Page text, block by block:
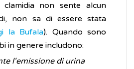
clamidia non sente alcun
non sa di essere stata
la Bufala). Quando sono
in genere includono:
l'emissione di urina